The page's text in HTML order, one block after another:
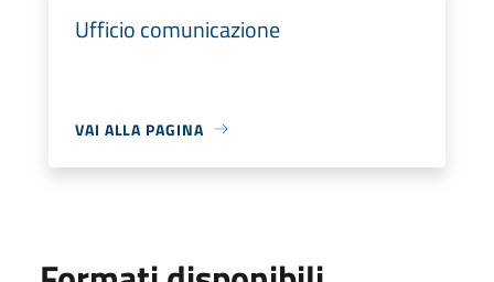
Ufficio comunicazione
VAI ALLA PAGINA